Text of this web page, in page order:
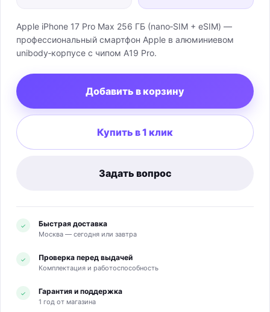
Apple iPhone 17 Pro Max 256 ГБ (nano‑SIM + eSIM) —
профессиональный смартфон Apple в алюминиевом
unibody‑корпусе с чипом A19 Pro.
Добавить в корзину
Купить в 1 клик
Задать вопрос
✓ Быстрая доставка
Москва — сегодня или завтра
✓ Проверка перед выдачей
Комплектация и работоспособность
✓ Гарантия и поддержка
1 год от магазина